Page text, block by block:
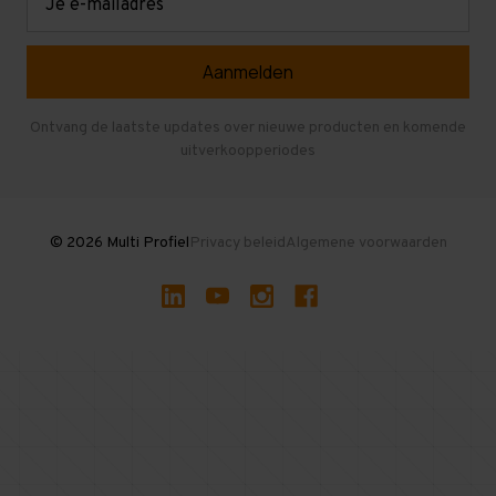
Gebruikte entresolvloeren
Ontvang de laatste updates over nieuwe producten en komende
uitverkoopperiodes
© 2026 Multi ProfielPrivacy beleidAlgemene voorwaarden